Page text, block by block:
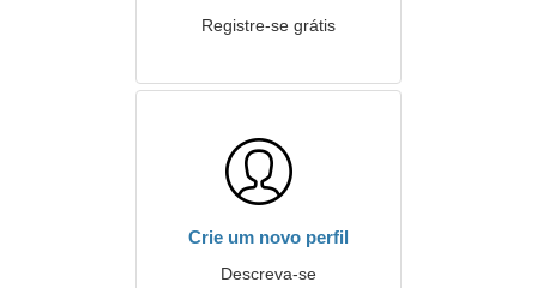
Registre-se grátis
Crie um novo perfil
Descreva-se